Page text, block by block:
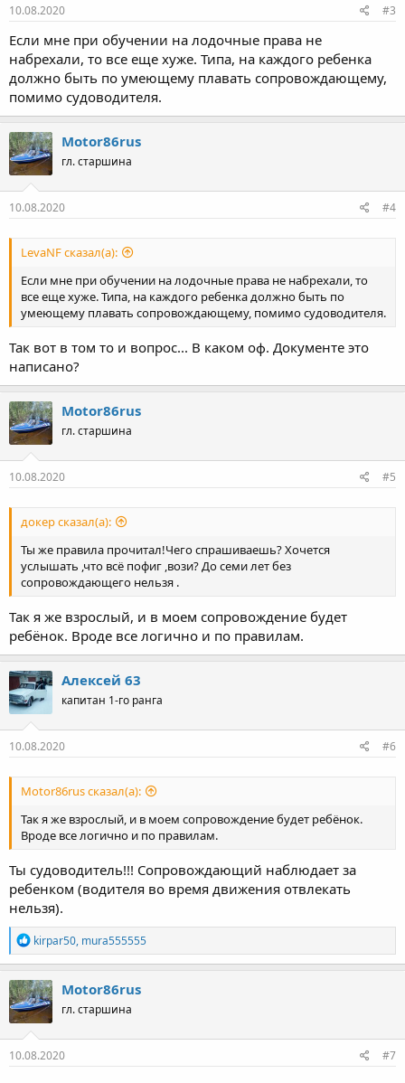
10.08.2020 #3
Если мне при обучении на лодочные права не
набрехали, то все еще хуже. Типа, на каждого ребенка
должно быть по умеющему плавать сопровождающему,
помимо судоводителя.
Motor86rus
гл. старшина
10.08.2020 #4
LevaNF сказал(а):
Если мне при обучении на лодочные права не набрехали, то
все еще хуже. Типа, на каждого ребенка должно быть по
умеющему плавать сопровождающему, помимо судоводителя.
Так вот в том то и вопрос... В каком оф. Документе это
написано?
Motor86rus
гл. старшина
10.08.2020 #5
докер сказал(а):
Ты же правила прочитал!Чего спрашиваешь? Хочется
услышать ,что всё пофиг ,вози? До семи лет без
сопровождающего нельзя .
Так я же взрослый, и в моем сопровождение будет
ребёнок. Вроде все логично и по правилам.
Алексей 63
капитан 1-го ранга
10.08.2020 #6
Motor86rus сказал(а):
Так я же взрослый, и в моем сопровождение будет ребёнок.
Вроде все логично и по правилам.
Ты судоводитель!!! Сопровождающий наблюдает за
ребенком (водителя во время движения отвлекать
нельзя).
Р
е
а
к
ц
и
и
:
kirpar50, mura555555
Motor86rus
гл. старшина
10.08.2020 #7